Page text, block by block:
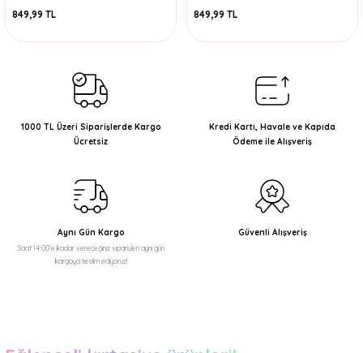
849,99 TL 849,99 TL
1000 TL Üzeri Siparişlerde Kargo
Ücretsiz
Kredi Kartı, Havale ve Kapıda
Ödeme ile Alışveriş
Aynı Gün Kargo
Saat 14:00'e kadar vereceğiniz siparişleri aynı gün
kargoya teslim ediyoruz!
Güvenli Alışveriş